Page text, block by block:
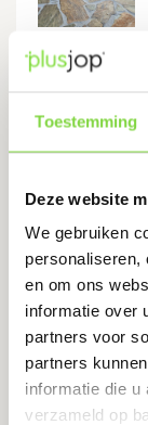
Toestemming
Deze website
We gebruiken
personaliseren,
en om ons
informatie over
partners voor
partners
informatie die u
verzameld op
Bekijk